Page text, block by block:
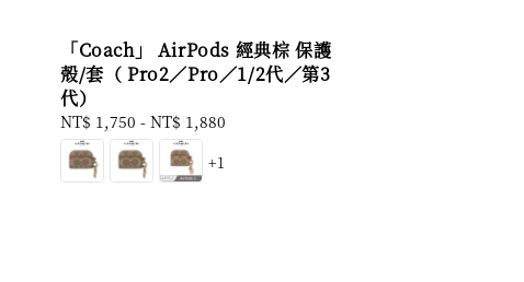
「Coach」 AirPods 經典棕 保護
殼/套（ Pro2／Pro／1/2代／第3
代）
Regular
price
NT$ 1,750 - NT$ 1,880
+1